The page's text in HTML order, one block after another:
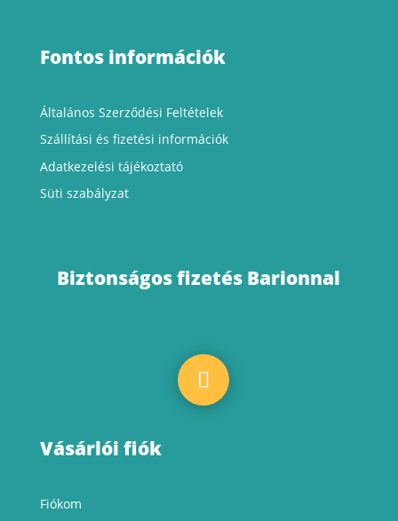
Fontos információk
Általános Szerződési Feltételek
Szállítási és fizetési információk
Adatkezelési tájékoztató
Süti szabályzat
Biztonságos fizetés Barionnal
Vásárlói fiók
Fiókom